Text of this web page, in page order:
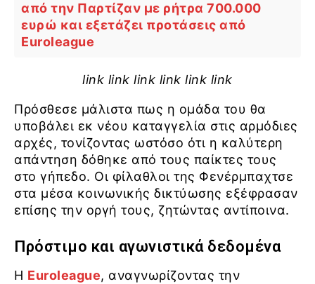
από την Παρτίζαν με ρήτρα 700.000
ευρώ και εξετάζει προτάσεις από
Euroleague
link link link link link link
Πρόσθεσε μάλιστα πως η ομάδα του θα
υποβάλει εκ νέου καταγγελία στις αρμόδιες
αρχές, τονίζοντας ωστόσο ότι η καλύτερη
απάντηση δόθηκε από τους παίκτες τους
στο γήπεδο. Οι φίλαθλοι της Φενέρμπαχτσε
στα μέσα κοινωνικής δικτύωσης εξέφρασαν
επίσης την οργή τους, ζητώντας αντίποινα.
Πρόστιμο και αγωνιστικά δεδομένα
Η Euroleague, αναγνωρίζοντας την